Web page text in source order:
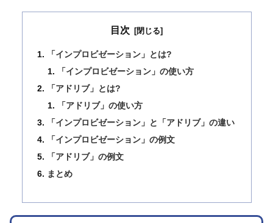
目次
「インプロビゼーション」とは?
「インプロビゼーション」の使い方
「アドリブ」とは?
「アドリブ」の使い方
「インプロビゼーション」と「アドリブ」の違い
「インプロビゼーション」の例文
「アドリブ」の例文
まとめ